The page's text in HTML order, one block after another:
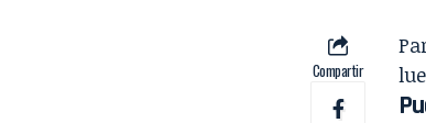
Compartir